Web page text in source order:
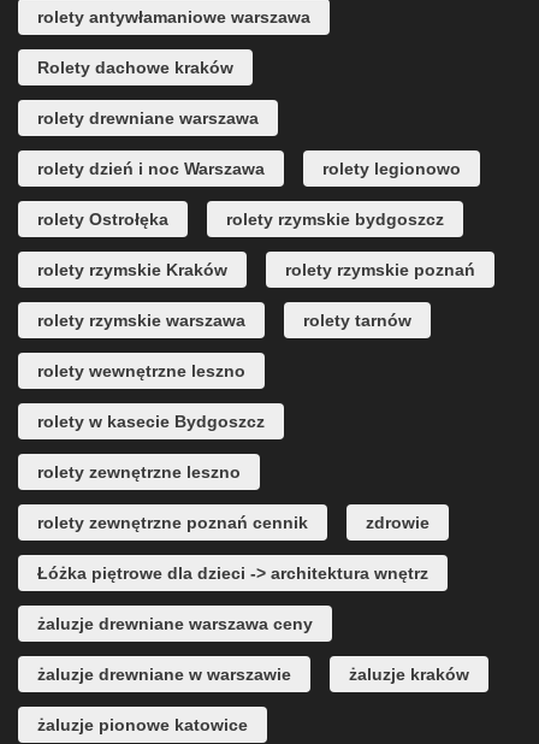
rolety antywłamaniowe warszawa
Rolety dachowe kraków
rolety drewniane warszawa
rolety dzień i noc Warszawa rolety legionowo
rolety Ostrołęka rolety rzymskie bydgoszcz
rolety rzymskie Kraków rolety rzymskie poznań
rolety rzymskie warszawa rolety tarnów
rolety wewnętrzne leszno
rolety w kasecie Bydgoszcz
rolety zewnętrzne leszno
rolety zewnętrzne poznań cennik zdrowie
Łóżka piętrowe dla dzieci -> architektura wnętrz
żaluzje drewniane warszawa ceny
żaluzje drewniane w warszawie żaluzje kraków
żaluzje pionowe katowice